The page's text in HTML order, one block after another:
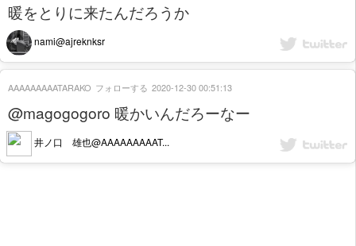
暖をとりに来たんだろうか
nami@ajreknksr
@magogogoro 暖かいんだろーなー
井ノ口 雄也@AAAAAAAAAT...
AAAAAAAAATARAKO フォローする 2020-12-30 00:51:13